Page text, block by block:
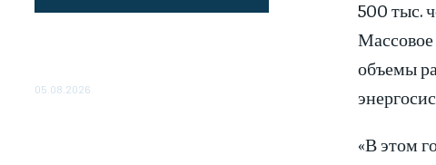
05.08.2026
500 тыс.
Массовое
объемы
«В этом